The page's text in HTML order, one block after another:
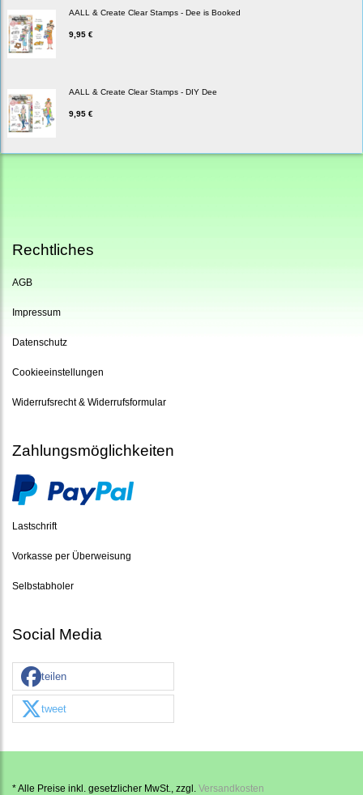
AALL & Create Clear Stamps - Dee is Booked
9,95 €
AALL & Create Clear Stamps - DIY Dee
9,95 €
Rechtliches
AGB
Impressum
Datenschutz
Cookieeinstellungen
Widerrufsrecht & Widerrufsformular
Zahlungsmöglichkeiten
Lastschrift
Vorkasse per Überweisung
Selbstabholer
Social Media
teilen
tweet
* Alle Preise inkl. gesetzlicher MwSt., zzgl. Versandkosten